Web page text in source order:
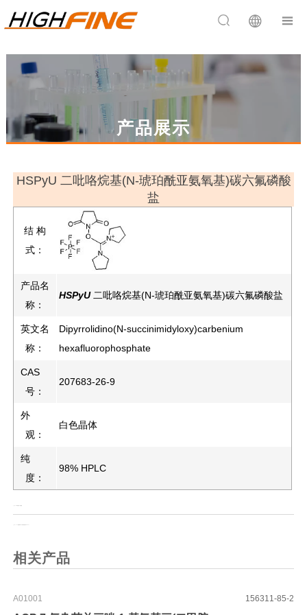
 
产品展示
HSPyU 二吡咯烷基(N-琥珀酰亚氨氧基)碳六氟磷酸
盐
结 构
式：
产品名
称：
HSPyU二吡咯烷基(N-琥珀酰亚氨氧基)碳六氟磷酸盐
英文名
称：
Dipyrrolidino(N-succinimidyloxy)carbenium
hexafluorophosphate
CAS
号：
207683-26-9
外
观：
白色晶体
纯
度：
98% HPLC
相关产品
A01001 156311-85-2